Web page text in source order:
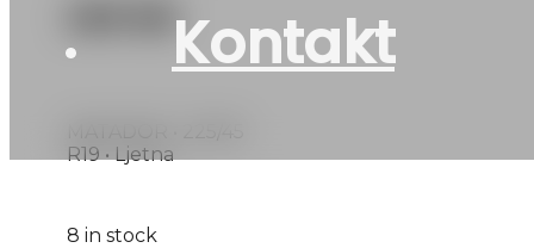
Kontakt
KM
R19 • Ljetna
8 in stock